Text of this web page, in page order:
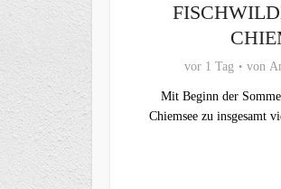
vor 1 Tag von
Mit Beginn der
Chiemsee zu insgesamt